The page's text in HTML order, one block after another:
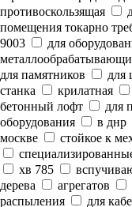
противоскользящая
помещения токарно
9003
для
для памятников
для
станка
крилатная
бетонный лофт
для
оборудования
в днр
москве
стойкое к
хв 785
дерева
агрегатов
распыления
для